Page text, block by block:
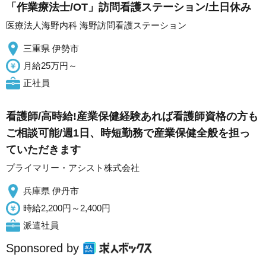
「作業療法士/OT」訪問看護ステーション/土日休み
医療法人海野内科 海野訪問看護ステーション
三重県 伊勢市
月給25万円～
正社員
看護師/高時給!産業保健経験あれば看護師資格の方も
ご相談可能/週1日、時短勤務で産業保健全般を担っ
ていただきます
プライマリー・アシスト株式会社
兵庫県 伊丹市
時給2,200円～2,400円
派遣社員
Sponsored by